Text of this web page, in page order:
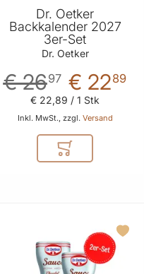
Dr. Oetker
Backkalender 2027
3er-Set
Dr. Oetker
€ 2289
€ 2697
Inkl. MwSt., zzgl. Versand
€ 22,89 / 1 Stk
In den